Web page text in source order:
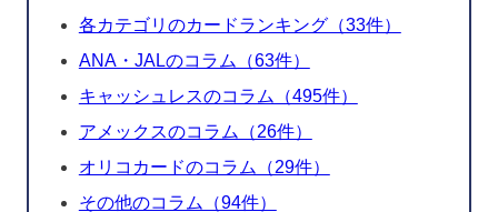
各カテゴリのカードランキング（33件）
ANA・JALのコラム（63件）
キャッシュレスのコラム（495件）
アメックスのコラム（26件）
オリコカードのコラム（29件）
その他のコラム（94件）